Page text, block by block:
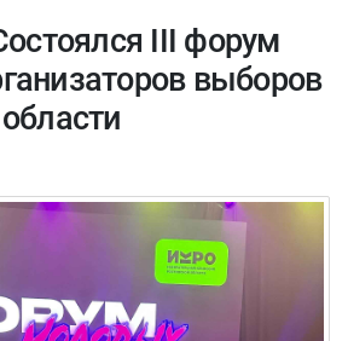
III форум
выборов